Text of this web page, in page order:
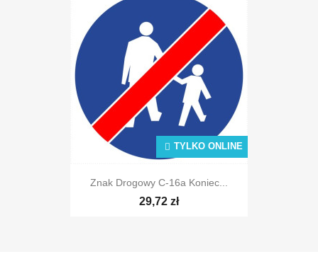
TYLKO ONLINE
Znak Drogowy C-16a Koniec...
29,72 zł
TYLKO ONLINE